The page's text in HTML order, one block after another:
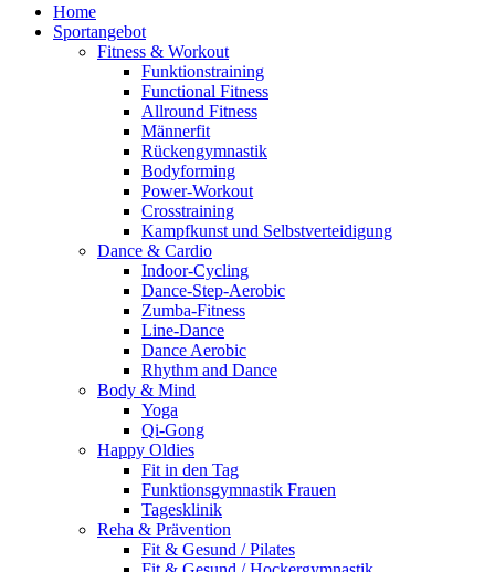
Home
Sportangebot
Fitness & Workout
Funktionstraining
Functional Fitness
Allround Fitness
Männerfit
Rückengymnastik
Bodyforming
Power-Workout
Crosstraining
Kampfkunst und Selbstverteidigung
Dance & Cardio
Indoor-Cycling
Dance-Step-Aerobic
Zumba-Fitness
Line-Dance
Dance Aerobic
Rhythm and Dance
Body & Mind
Yoga
Qi-Gong
Happy Oldies
Fit in den Tag
Funktionsgymnastik Frauen
Tagesklinik
Reha & Prävention
Fit & Gesund / Pilates